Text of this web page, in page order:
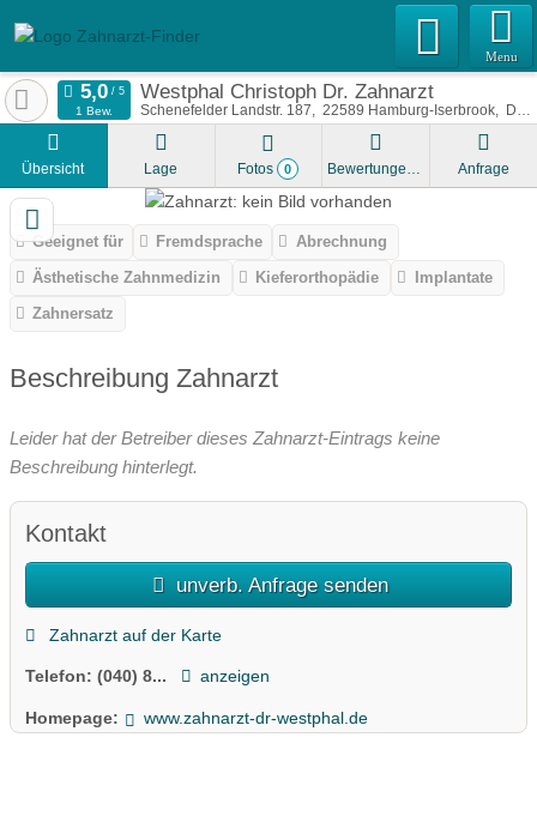
Menu
Westphal Christoph Dr. Zahnarzt
Schenefelder Landstr. 187 22589 Hamburg-Iserbrook Deutschland
1 Bew.
Übersicht Lage Fotos 0 Bewertungen Anfrage
Geeignet für Fremdsprache
Abrechnung
Ästhetische Zahnmedizin
Kieferorthopädie
Implantate
Zahnersatz
Beschreibung Zahnarzt
Leider hat der Betreiber dieses Zahnarzt-Eintrags keine
Beschreibung hinterlegt.
Kontakt
unverb. Anfrage senden
Zahnarzt auf der Karte
Telefon: (040) 8... anzeigen
Homepage: www.zahnarzt-dr-westphal.de